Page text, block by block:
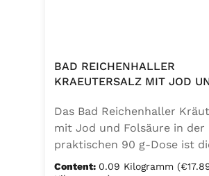
BAD REICHENHALLER
KRAEUTERSALZ MIT JOD
Das Bad Reichenhaller
mit Jod und Folsäure in der
praktischen 90 g-Dose ist
aromatische Würzmischung
Content: 0.09 Kilogramm